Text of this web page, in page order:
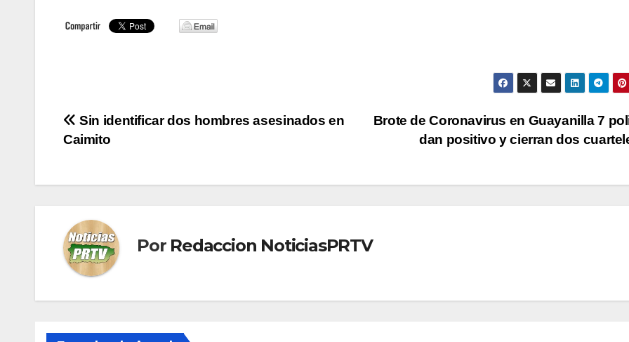
Navegación
entradas
Brote de Coronavirus en Guayanilla 7
dan positivo y cierran dos
Sin identificar dos hombres asesinados en
Caimito
Por Redaccion NoticiasPRTV